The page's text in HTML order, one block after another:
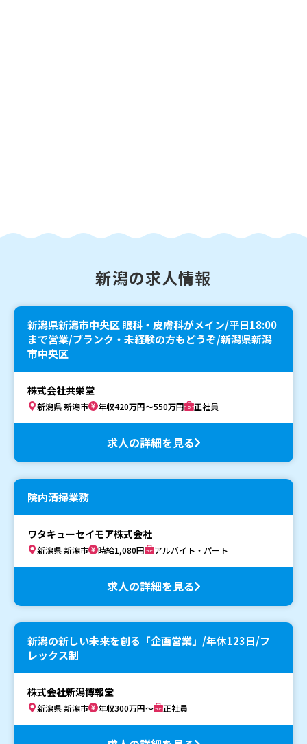
新潟の求人情報
新潟県新潟市中央区 眼科・皮膚科がメイン/平日18:00
まで営業/ブランク・未経験の方もどうぞ/新潟県新潟
市中央区
株式会社共栄堂
新潟県 新潟市 年収420万円～550万円 正社員
求人の詳細を見る
院内清掃業務
ワタキューセイモア株式会社
新潟県 新潟市 時給1,080円 アルバイト・パート
求人の詳細を見る
新潟の新しい未来を創る「企画営業」/年休123日/フ
レックス制
株式会社新潟博報堂
新潟県 新潟市 年収300万円～ 正社員